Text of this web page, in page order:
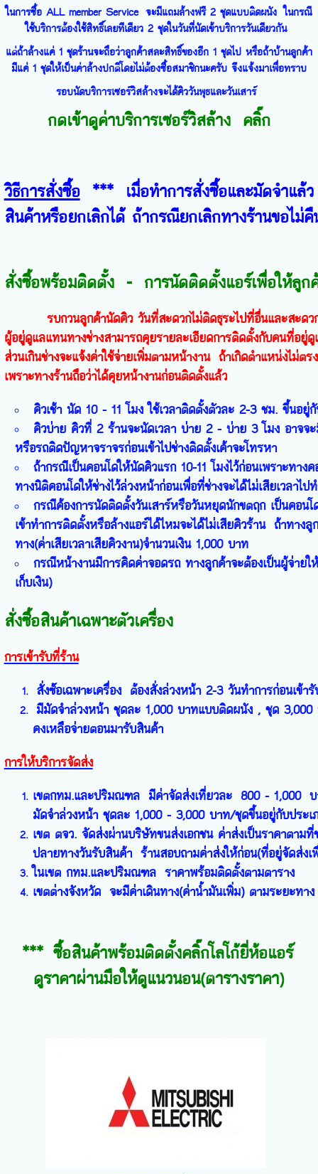
ในการซื้อ ALL member Service จะมีแถมล้างฟรี 2 ชุดแบบติดผนัง ในกรณี
ใช้บริการต้องใช้สิทธิ์เลยทีเดียว 2 ชุดในวันที่นัดเข้าบริการวันเดียวกัน
แต่ถ้าล้างแค่ 1 ชุดร้านจะถือว่าลูกค้าสละสิทธิ์ของอีก 1 ชุดไป หรือถ้าบ้านลูกค้า
มีแค่ 1 ชุดให้เป็นค่าล้างปกติโดยไม่ต้องซื้อสมาชิกนะครับ จึงแจ้งมาเพื่อทราบ
รอบนัดบริการเซอร์วิสล้างจะได้คิววันพุธและวันเสาร์
กดเข้าดูค่าบริการเซอร์วิสล้าง คลิ๊ก
วิธีการสั่งซื้อ*** เมื่อทำการสั่งซื้อและมัดจำแล้ว
สินค้าหรือยกเลิกได้ ถ้ากรณียกเลิกทางร้าน
สั่งซื้อพร้อมติดตั้ง - การนัดติดตั้งแอร์เพื่อให้ลูกค้
รบกวนลูกค้านัดคิว วันที่สะดวกไม่ติดธุระไปที่อื่นและสะดวก
ผู้อยู่ดูแลแทนทางช่างสามารถคุยรายละเอียดการติดตั้งกับคนที่อ
ส่วนเกินช่างจะแจ้งค่าใช้จ่ายเพิ่มตามหน้างาน ถ้าเกิดตำแหน่งไม่
เพราะทางร้านถือว่าได้คุยหน้างานก่อนติดตั้งแล้ว
คิวเช้า นัด 10 - 11 โมง ใช้เวลาติดตั้งตัวละ 2-3 ชม. ขึ้นอยู่
คิวบ่าย คิวที่ 2 ร้านจะนัดเวลา บ่าย 2 - บ่าย 3 โมง อาจจะ
หรือรถติดปัญหาจราจรก่อนเข้าไปช่างติดตั้งเค้าจะโทรหา
ถ้ากรณีเป็นคอนโดให้นัดคิวแรก 10-11 โมงไว้ก่อนเพราะทา
ทางนิติคอนโดให้ช่างไว้ล่วงหน้าก่อนเพื่อที่ช่างจะได้ไม่เสียเวลาไปท
กรณีค้องการนัดติดตั้งวันเสาร์หรือวันหยุดนักขตฤก เป็นคอน
เข้าทำการติดตั้งหรือล้างแอร์ได้ไหมจะได้ไม่เสียคิวร้าน ถ้าทาง
ทาง(ค่าเสียเวลาเสียคิวงาน)จำนวนเงิน 1,000 บาท
กรณีหน้างานมีการคิดค่าจอดรถ ทางลูกค้าจะต้องเป็นผู้จ่ายใ
เก็บเงิน)
สั่งซื้อสินค้าเฉพาะตัวเครื่อง
การเข้ารับที่ร้าน
สั่งซ์้อเฉพาะเครื่อง ต้องสั่งล่วงหน้า 2-3 วันทำการก่อนเข้
มีมัดจำล่วงหน้า ชุดละ 1,000 บาทแบบติดผนัง , ชุด
คงเหลือจ่ายตอนมารับสินค้า
การให้บริการจัดส่ง
เขตกทม.และปริมณฑล มีค่าจัดส่งเที่ยวละ 800 - 1,000 บ
มัดจำล่วงหน้า ชุดละ 1,000 - 3,000 บาท/ชุดขึ้นอยู่กับประ
เขต ตจว. จัดส่งผ่านบริษัทขนส่งเอกชน ค่าส่งเป็นราคาตาม
ปลายทางวันรับสินค้า ร้านสอบถามค่าส่งให้ก่อน(ที่อยู่จัดส่งเ
ในเขต กทม.และปริมณฑล ราคาพร้อมติดตั้งตามตาราง
เขตต่างจังหวัด จะมีค่าเดินทาง(ค่าน้ำมันเพิ่ม) ตามระยะทา
***ซื้อสินค้าพร้อมติดตั้งคลิ๊กโลโก้ยี่ห้อแอร์
ดูราคาผ่านมือให้ดูแนวนอน(ตารางราคา)